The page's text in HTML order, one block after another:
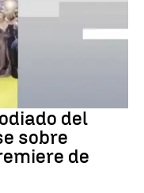
del
sobre
de